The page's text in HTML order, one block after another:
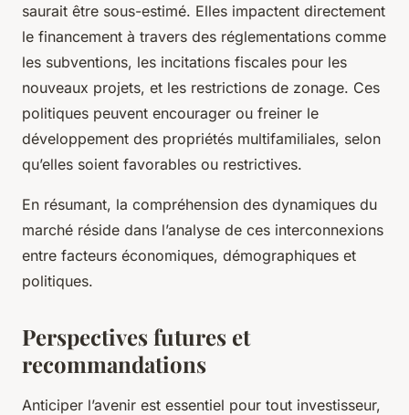
saurait être sous-estimé. Elles impactent directement
le financement à travers des réglementations comme
les subventions, les incitations fiscales pour les
nouveaux projets, et les restrictions de zonage. Ces
politiques peuvent encourager ou freiner le
développement des propriétés multifamiliales, selon
qu’elles soient favorables ou restrictives.
En résumant, la compréhension des dynamiques du
marché réside dans l’analyse de ces interconnexions
entre facteurs économiques, démographiques et
politiques.
Perspectives futures et
recommandations
Anticiper l’avenir est essentiel pour tout investisseur,